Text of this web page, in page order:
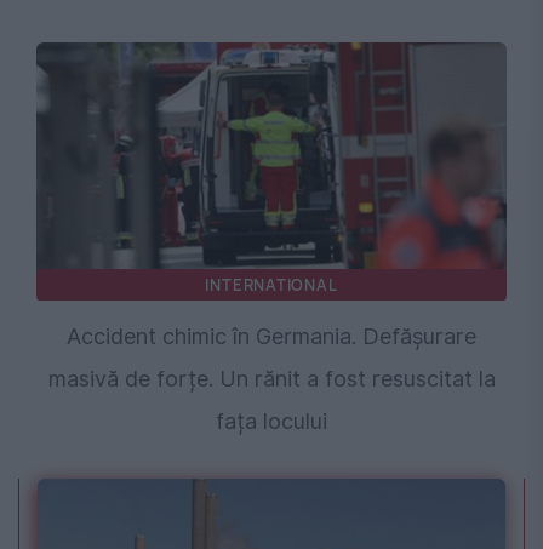
INTERNATIONAL
Accident chimic în Germania. Defășurare
masivă de forțe. Un rănit a fost resuscitat la
fața locului